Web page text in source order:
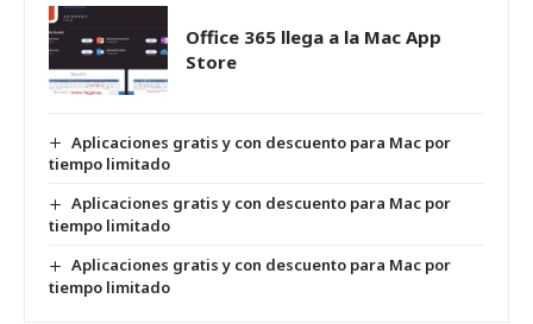
Office 365 llega a la Mac App
Store
Aplicaciones gratis y con descuento para Mac por
tiempo limitado
Aplicaciones gratis y con descuento para Mac por
tiempo limitado
Aplicaciones gratis y con descuento para Mac por
tiempo limitado